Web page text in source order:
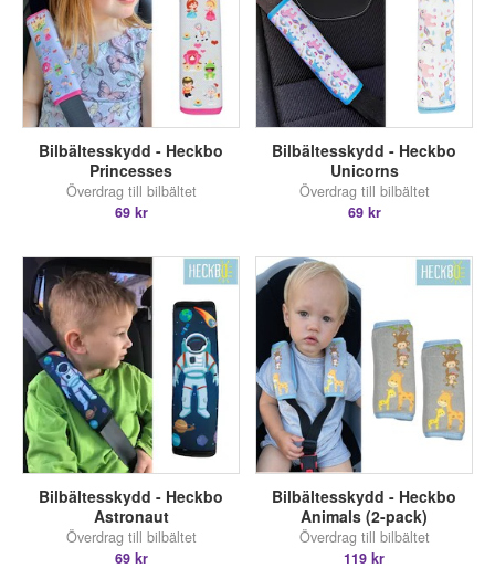
Bilbältesskydd - Heckbo
Princesses
Överdrag till bilbältet
69 kr
Bilbältesskydd - Heckbo
Unicorns
Överdrag till bilbältet
69 kr
Bilbältesskydd - Heckbo
Astronaut
Överdrag till bilbältet
69 kr
Bilbältesskydd - Heckbo
Animals (2-pack)
Överdrag till bilbältet
119 kr